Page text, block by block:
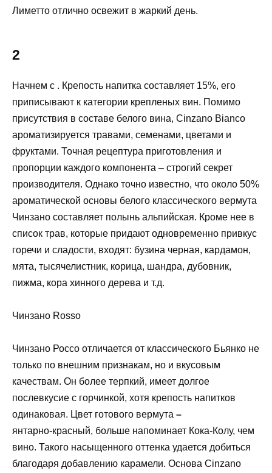
Лиметто отлично освежит в жаркий день.
2
Начнем с . Крепость напитка составляет 15%, его
приписывают к категории крепленых вин. Помимо
присутствия в составе белого вина, Cinzano Bianco
ароматизируется травами, семенами, цветами и
фруктами. Точная рецептура приготовления и
пропорции каждого компонента – строгий секрет
производителя. Однако точно известно, что около 50%
ароматической основы белого классического вермута
Чинзано составляет полынь альпийская. Кроме нее в
список трав, которые придают одновременно привкус
горечи и сладости, входят: бузина черная, кардамон,
мята, тысячелистник, корица, шандра, дубовник,
пижма, кора хинного дерева и т.д.
Чинзано Rosso
Чинзано Россо отличается от классического Бьянко не
только по внешним признакам, но и вкусовым
качествам. Он более терпкий, имеет долгое
послевкусие с горчинкой, хотя крепость напитков
одинаковая. Цвет готового вермута –
янтарно-красный, больше напоминает Кока-Колу, чем
вино. Такого насыщенного оттенка удается добиться
благодаря добавлению карамели. Основа Cinzano